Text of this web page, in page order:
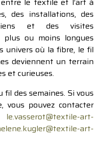
des installations, des
et des visites
plus ou moins longues
univers où la fibre, le fil
deviennent un terrain
et curieuses.
des semaines. Si vous
vous pouvez contacter
le.vasserot@textile-art-
art-